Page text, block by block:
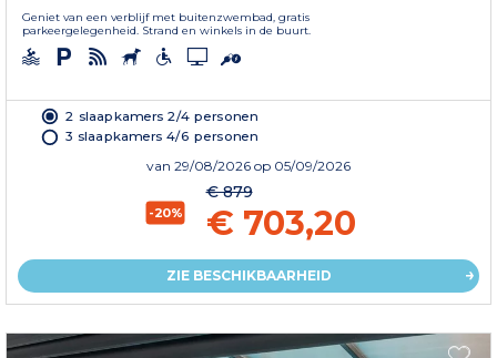
Geniet van een verblijf met buitenzwembad, gratis
parkeergelegenheid. Strand en winkels in de buurt.
2 slaapkamers 2/4 personen
3 slaapkamers 4/6 personen
van 29/08/2026 op 05/09/2026
-20%
€ 879
€ 703,20
ZIE BESCHIKBAARHEID